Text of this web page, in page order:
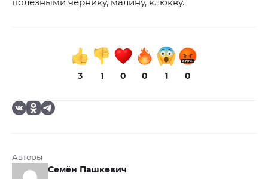
3 1 0 0 1 0
Авторы
Семён Пашкевич